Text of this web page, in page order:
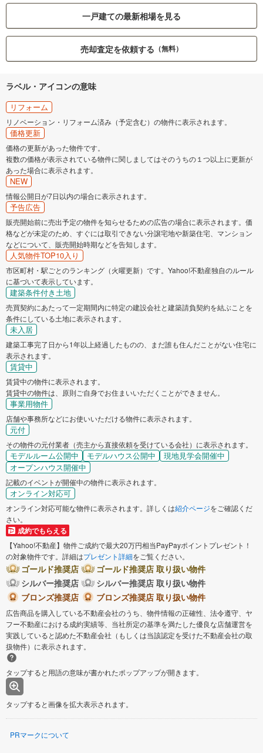
一戸建ての最新相場を見る
売却査定を依頼する （無料）
ラベル・アイコンの意味
リフォーム
リノベーション・リフォーム済み（予定含む）の物件に表示されます。
価格更新
価格の更新があった物件です。
複数の価格が表示されている物件に関しましてはそのうちの１つ以上に更新が
あった場合に表示されます。
NEW
情報公開日が7日以内の場合に表示されます。
予告広告
販売開始前に売出予定の物件を知らせるための広告の場合に表示されます。価
格などが未定のため、すぐには取引できない分譲宅地や新築住宅、マンション
などについて、販売開始時期などを告知します。
人気物件TOP10入り
市区町村・駅ごとのランキング（火曜更新）です。Yahoo!不動産独自のルール
に基づいて表示しています。
建築条件付き土地
売買契約にあたって一定期間内に特定の建設会社と建築請負契約を結ぶことを
条件にしている土地に表示されます。
未入居
建築工事完了日から1年以上経過したものの、まだ誰も住んだことがない住宅に
表示されます。
賃貸中
賃貸中の物件に表示されます。
賃貸中の物件は、原則ご自身でお住まいいただくことができません。
事業用物件
店舗や事務所などにお使いいただける物件に表示されます。
元付
その物件の元付業者（売主から直接依頼を受けている会社）に表示されます。
モデルルーム公開中 モデルハウス公開中
現地見学会開催中
オープンハウス開催中
記載のイベントが開催中の物件に表示されます。
オンライン対応可
オンライン対応可能な物件に表示されます。詳しくは紹介ページをご確認くだ
さい。
成約でもらえる
【Yahoo!不動産】物件ご成約で最大20万円相当PayPayポイントプレゼント！
の対象物件です。詳細はプレゼント詳細をご覧ください。
ゴールド推奨店
ゴールド推奨店 取り扱い物件
シルバー推奨店
シルバー推奨店 取り扱い物件
ブロンズ推奨店
ブロンズ推奨店 取り扱い物件
広告商品を購入している不動産会社のうち、物件情報の正確性、法令遵守、ヤ
フー不動産における成約実績等、当社所定の基準を満たした優良な店舗運営を
実践していると認めた不動産会社（もしくは当該認定を受けた不動産会社の取
扱物件）に表示されます。
タップすると用語の意味が書かれたポップアップが開きます。
タップすると画像を拡大表示されます。
PRマークについて